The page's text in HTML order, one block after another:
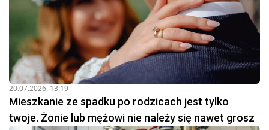
Odrzucenie spadku
Proces dziedziczenia nie zawsze jest korzystny dla
spadkobiercy. Czasami majątek zmarłego jest obciążony
długami, które przewyższają jego wartość. To stawia
spadkobiercę w trudnej sytuacji finansowej. W takich
przypadkach prawo przewiduje możliwość odrzucenia
spadku. Oznacza to, że osoba uprawniona do dziedziczenia
decyduje się nie przyjmować majątku zmarłego. Tym
20.07.2026, 13:19
Mieszkanie ze spadku po rodzicach jest tylko
twoje. Żonie lub mężowi nie należy się nawet grosz